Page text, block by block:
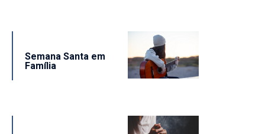
Semana Santa em
Família